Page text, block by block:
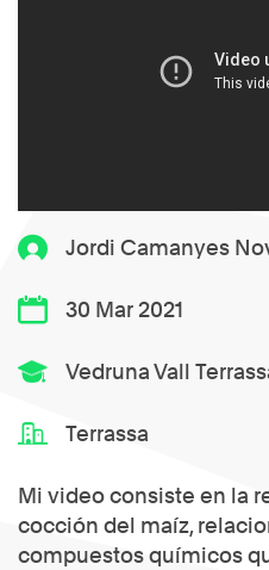
Jordi Camanyes
30 Mar 2021
Vedruna Vall
Terrassa
Mi video consiste en la
cocción del maíz,
compuestos químicos